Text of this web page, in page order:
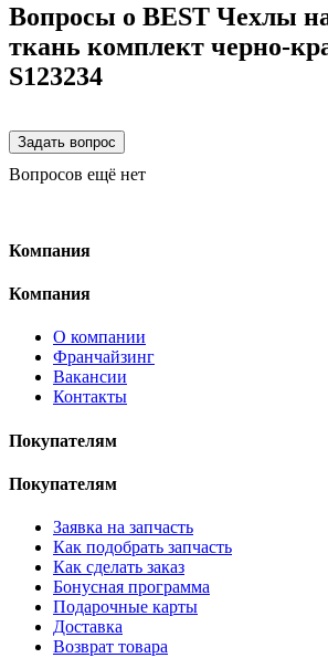
Вопросы о BEST Чехлы
ткань комплект черно-
S123234
Вопросов ещё нет
Компания
Компания
О компании
Франчайзинг
Вакансии
Контакты
Покупателям
Покупателям
Заявка на запчасть
Как подобрать запчасть
Как сделать заказ
Бонусная программа
Подарочные карты
Доставка
Возврат товара